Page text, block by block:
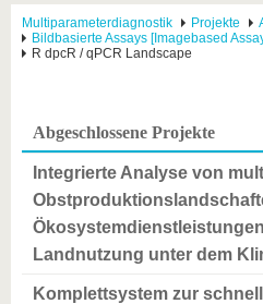
Struktur
Karriere
Partnerschaften
Strukturwandel
Forschung
Forschungsprofil
Nachwuchs
Vor dem
Studium
Nach
Studium
Profil
Aus
BTU ins
Ausland
Für
Multiparameterdiagnostik Projekte
Bildbasierte Assays [Imagebased
R dpcR / qPCR Landscape
Abgeschlossene Projekte
Integrierte Analyse von
Landnutzung unter dem
Komplettsystem zur